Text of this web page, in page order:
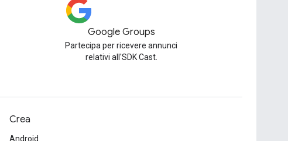
Google Groups
Partecipa per ricevere annunci
relativi all'SDK Cast.
Crea
Android